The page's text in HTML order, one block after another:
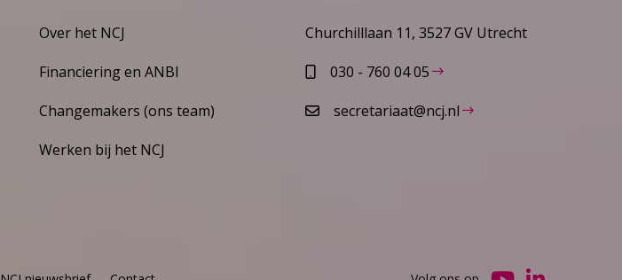
Over het NCJ
Financiering en ANBI
Changemakers (ons team)
Werken bij het NCJ
Churchilllaan 11, 3527 GV Utrecht
030 - 760 04 05
secretariaat@ncj.nl